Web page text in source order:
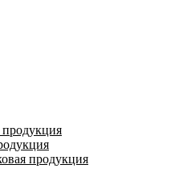
продукция
продукция